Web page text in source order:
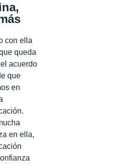
con ella
queda
acuerdo
que
en
en ella,